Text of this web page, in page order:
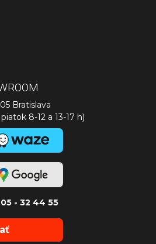
Bratislava
8-12 a 13-17 h)
- 32 44 55